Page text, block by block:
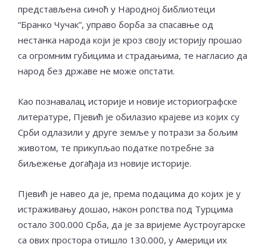
представљена синоћ у Народној библиотеци
“Бранко Чучак”, управо борба за спасавње од
нестанка народа који је кроз своју историју прошао
са огромним губицима и страдањима, те нагласио да
народ без државе не може опстати.
Као познавалац историје и новије историографске
литературе, Пјевић је обилазио крајеве из којих су
Срби одлазили у друге земље у потрази за бољим
животом, те прикупљао податке потребне за
биљежење догађаја из новије историје.
Пјевић је навео да је, према подацима до којих је у
истраживању дошао, након ропства под Турцима
остало 300.000 Срба, да је за вријеме Аустроугарске
са ових простора отишло 130.000, у Америци их